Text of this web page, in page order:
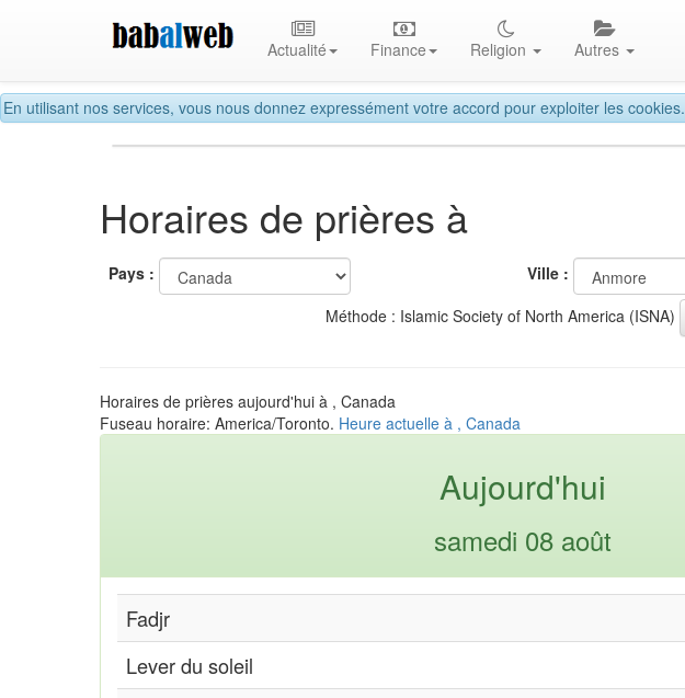
En utilisant nos services, vous nous donnez expressément votre accord pour exploiter les cookies.
Actualité Finance Religion Autres
Horaires de prières à
Pays :
Ville :
Méthode : Islamic Society of North America (ISNA)
Horaires de prières aujourd'hui à , Canada
Fuseau horaire: America/Toronto. Heure actuelle à , Canada
Aujourd'hui
samedi 08 août
Fadjr
Lever du soleil